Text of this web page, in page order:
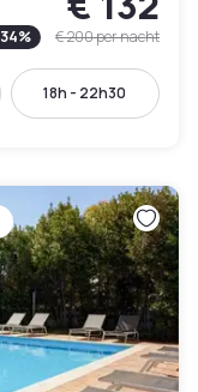
34% € 200per nacht
18h - 22h30